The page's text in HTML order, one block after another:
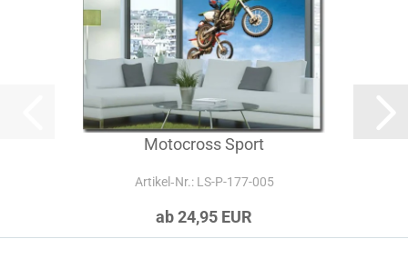
Motocross Sport
Artikel‑Nr.: LS-P-177-005
ab 24,95 EUR